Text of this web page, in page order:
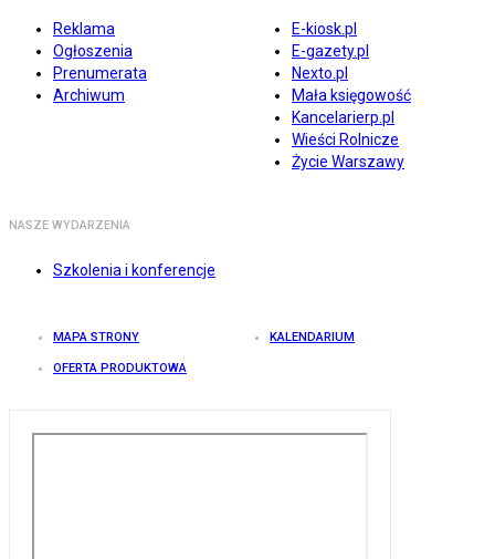
Reklama
Ogłoszenia
Prenumerata
Archiwum
E-kiosk.pl
E-gazety.pl
Nexto.pl
Mała księgowość
Kancelarierp.pl
Wieści Rolnicze
Życie Warszawy
NASZE WYDARZENIA
Szkolenia i konferencje
MAPA STRONY KALENDARIUM
OFERTA PRODUKTOWA